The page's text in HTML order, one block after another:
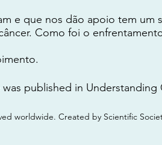
e que nos dão apoio tem um
Como foi o
published in Understanding
worldwide. Created by Scientific